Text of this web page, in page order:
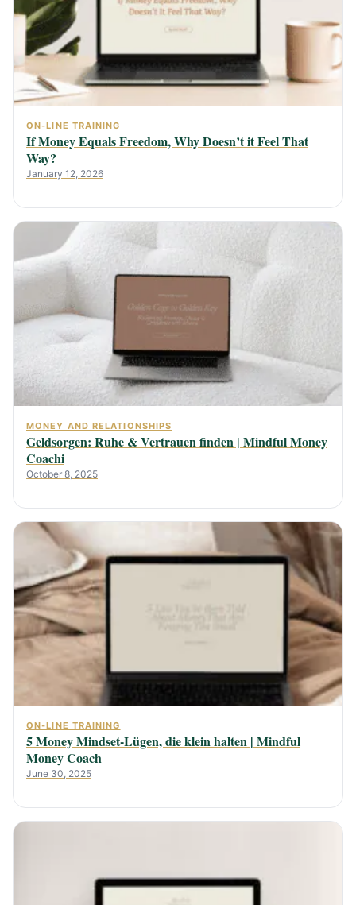
ON-LINE TRAINING
If Money Equals Freedom, Why Doesn’t it Feel That
Way?
January 12, 2026
MONEY AND RELATIONSHIPS
Geldsorgen: Ruhe & Vertrauen finden | Mindful Money
Coachi
October 8, 2025
ON-LINE TRAINING
5 Money Mindset-Lügen, die klein halten | Mindful
Money Coach
June 30, 2025